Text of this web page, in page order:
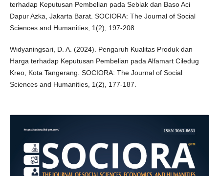
terhadap Keputusan Pembelian pada Seblak dan Baso Aci
Dapur Azka, Jakarta Barat. SOCIORA: The Journal of Social
Sciences and Humanities, 1(2), 197-208.
Widyaningsari, D. A. (2024). Pengaruh Kualitas Produk dan
Harga terhadap Keputusan Pembelian pada Alfamart Ciledug
Kreo, Kota Tangerang. SOCIORA: The Journal of Social
Sciences and Humanities, 1(2), 177-187.